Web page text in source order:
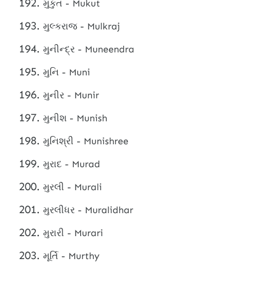
મુકુત - Mukut
મુલ્કરાજ - Mulkraj
મુનીન્દ્ર - Muneendra
મુનિ - Muni
મુનીર - Munir
મુનીશ - Munish
મુનિશ્રી - Munishree
મુરાદ - Murad
મુરલી - Murali
મુરલીધર - Muralidhar
મુરારી - Murari
મૂર્તિ - Murthy